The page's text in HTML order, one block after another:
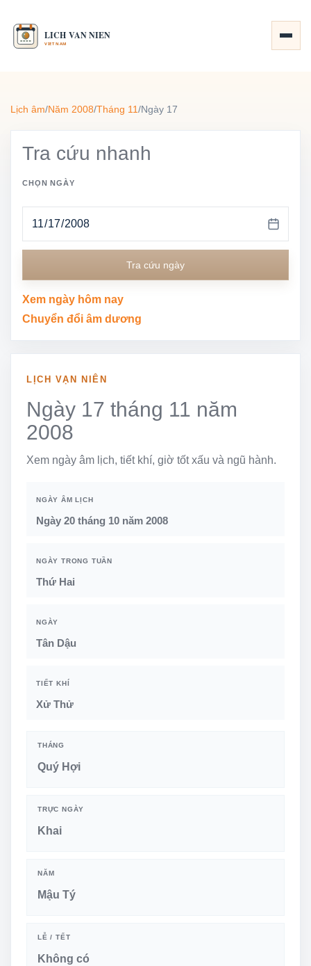
Lịch âm/Năm 2008/Tháng 11/Ngày 17
Tra cứu nhanh
CHỌN NGÀY
Tra cứu ngày
Xem ngày hôm nay
Chuyển đổi âm dương
LỊCH VẠN NIÊN
Ngày 17 tháng 11 năm
2008
Xem ngày âm lịch, tiết khí, giờ tốt xấu và ngũ hành.
NGÀY ÂM LỊCH
Ngày 20 tháng 10 năm 2008
NGÀY TRONG TUẦN
Thứ Hai
NGÀY
Tân Dậu
TIẾT KHÍ
Xử Thử
THÁNG
Quý Hợi
TRỰC NGÀY
Khai
NĂM
Mậu Tý
LỄ / TẾT
Không có